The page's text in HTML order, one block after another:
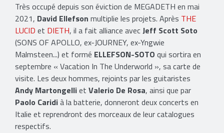
Très occupé depuis son éviction de MEGADETH en mai
2021, David Ellefson multiplie les projets. Après THE
LUCID et DIETH, il a fait alliance avecJeff Scott Soto
(SONS OF APOLLO, ex-JOURNEY, ex-Yngwie
Malmsteen...) et formé ELLEFSON-SOTO qui sortira en
septembre « Vacation In The Underworld », sa carte de
visite. Les deux hommes, rejoints par les guitaristes
Andy Martongelliet Valerio De Rosa, ainsi que par
Paolo Caridià la batterie, donneront deux concerts en
Italie et reprendront des morceaux de leur catalogues
respectifs.